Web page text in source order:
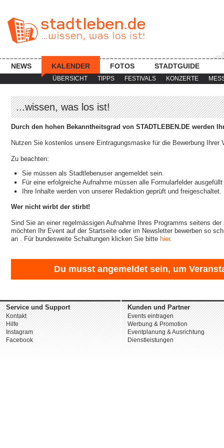
ÜBERSICHT TIPPS FESTIVALS KONZERTE
NEWS KALENDER FOTOS STADTGUIDE
...wissen, was los ist!
Durch den hohen Bekanntheitsgrad von STADTLEBEN.DE werden
Nutzen Sie kostenlos unsere Eintragungsmaske für die Bewerbung Ihrer
Zu beachten:
Sie müssen als Stadtlebenuser angemeldet sein.
Für eine erfolgreiche Aufnahme müssen alle Formularfelder ausgefüllt
Ihre Inhalte werden von unserer Redaktion geprüft und freigeschaltet.
Wer nicht wirbt der stirbt!
Sind Sie an einer regelmässigen Aufnahme Ihres Programms seitens
möchten Ihr Event auf der Startseite oder im Newsletter bewerben so
an . Für bundesweite Schaltungen klicken Sie bitte hier.
Du musst angemeldet sein, um
Service und Support
Kontakt
Hilfe
Instagram
Facebook
Kunden und Partner
Events eintragen
Werbung & Promotion
Eventplanung & Ausrichtung
Dienstleistungen